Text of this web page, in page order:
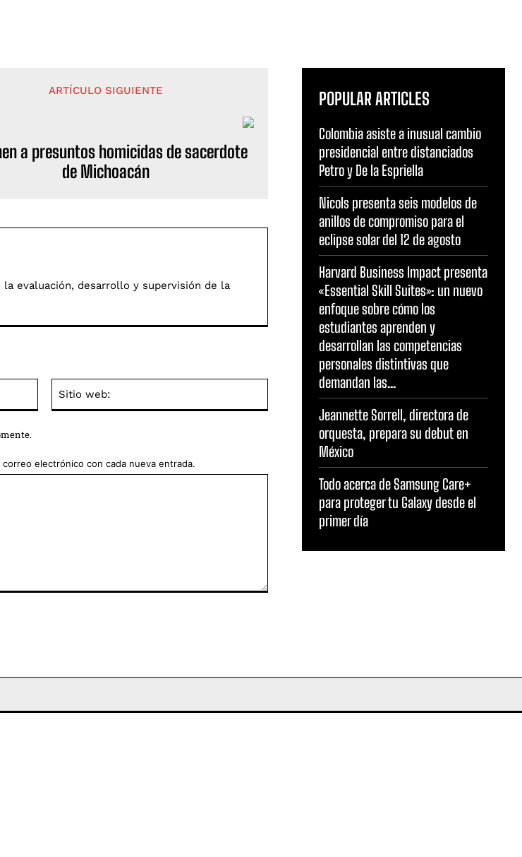
ARTÍCULO SIGUIENTE
a presuntos homicidas de sacerdote
de Michoacán
evaluación, desarrollo y supervisión de la
electrónico:*
correo electrónico con cada nueva entrada.
POPULAR ARTICLES
Colombia asiste a inusual cambio
presidencial entre distanciados
Petro y De la Espriella
Nicols presenta seis modelos de
anillos de compromiso para el
eclipse solar del 12 de agosto
Harvard Business Impact presenta
«Essential Skill Suites»: un nuevo
enfoque sobre cómo los
estudiantes aprenden y
desarrollan las competencias
personales distintivas que
demandan las...
Jeannette Sorrell, directora de
orquesta, prepara su debut en
México
Todo acerca de Samsung Care+
para proteger tu Galaxy desde el
primer día